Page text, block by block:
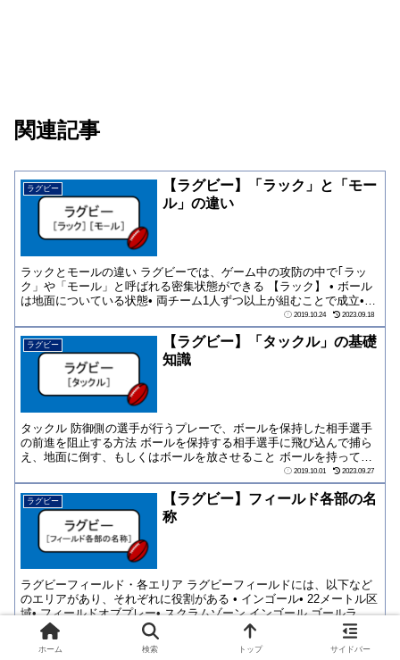
関連記事
ラグビー
【ラグビー】「ラック」と「モー
ル」の違い
ラックとモールの違い ラグビーでは、ゲーム中の攻防の中で｢ラッ
ク」や「モール」と呼ばれる密集状態ができる 【ラック】 • ボール
は地面についている状態• 両チーム1人ずつ以上が組むことで成立•
2019.10.24 2023.09.18
ラグビー
【ラグビー】「タックル」の基礎
知識
タックル 防御側の選手が行うプレーで、ボールを保持した相手選手
の前進を阻止する方法 ボールを保持する相手選手に飛び込んで捕ら
え、地面に倒す、もしくはボールを放させること ボールを持ってい
2019.10.01 2023.09.27
ラグビー
【ラグビー】フィールド各部の名
称
ラグビーフィールド・各エリア ラグビーフィールドには、以下など
のエリアがあり、それぞれに役割がある • インゴール• 22メートル区
域• フィールドオブプレー• スクラムゾーン インゴール ゴールラ
イ...
2023.09.30
【ラグビー】なぜ代表に外国籍の
ホーム 検索 トップ サイドバー